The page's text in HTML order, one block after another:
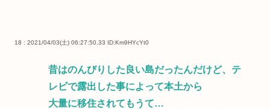
18 : 2021/04/03(土) 06:27:50.33 ID:Km9HYcYt0
昔はのんびりした良い島だったんだけど、テ
レビで露出した事によって本土から
大量に移住されてもうて…